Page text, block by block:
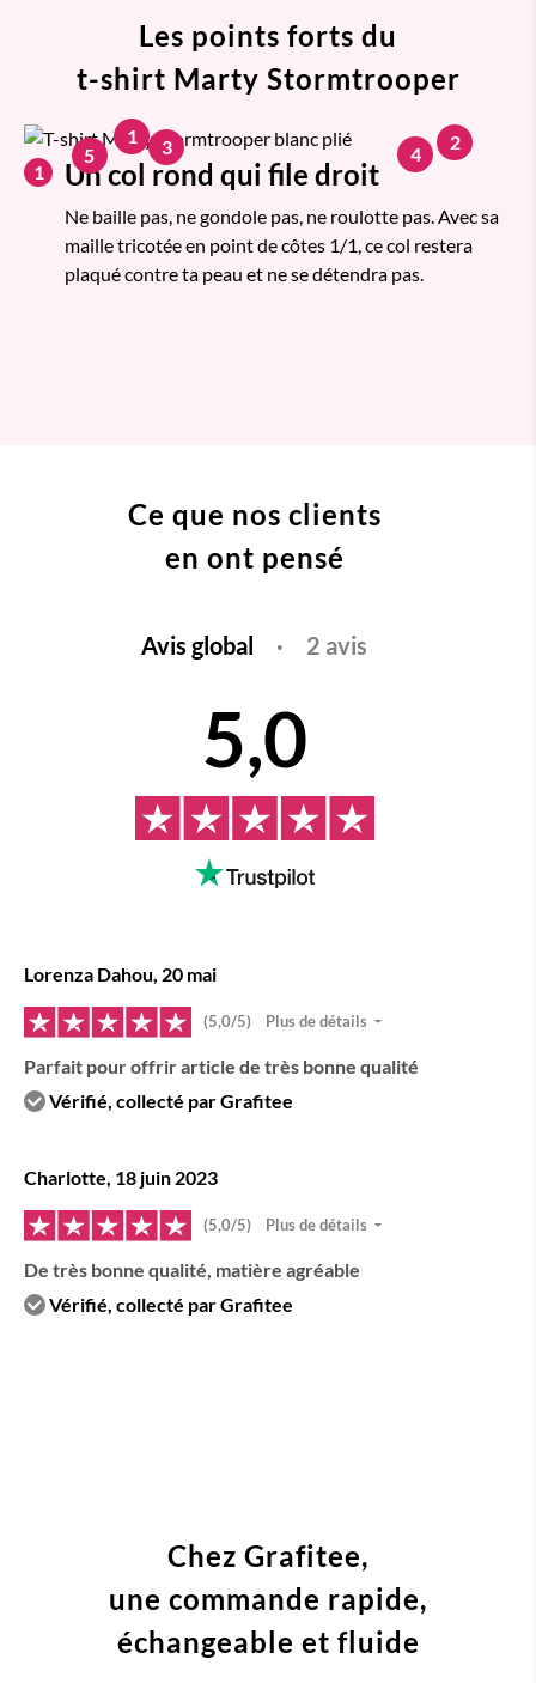
Les points forts du
t-shirt Marty Stormtrooper
1 Un col rond qui file droit
Ne baille pas, ne gondole pas, ne roulotte pas. Avec sa
maille tricotée en point de côtes 1/1, ce col restera
plaqué contre ta peau et ne se détendra pas.
1 2
3 4
5
Ce que nos clients
en ont pensé
Avis global · 2 avis
5,0
Lorenza Dahou, 20 mai
(5,0/5) Plus de détails
Parfait pour offrir article de très bonne qualité
Vérifié, collecté par Grafitee
Charlotte, 18 juin 2023
(5,0/5) Plus de détails
De très bonne qualité, matière agréable
Vérifié, collecté par Grafitee
Chez Grafitee,
une commande rapide,
échangeable et fluide